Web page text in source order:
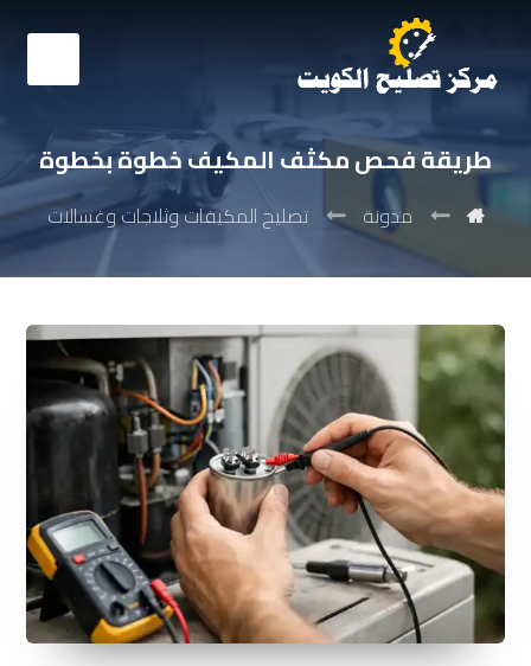
طريقة فحص مكثف المكيف خطوة بخطوة
مدونة تصليح المكيفات وثلاجات وغسالات